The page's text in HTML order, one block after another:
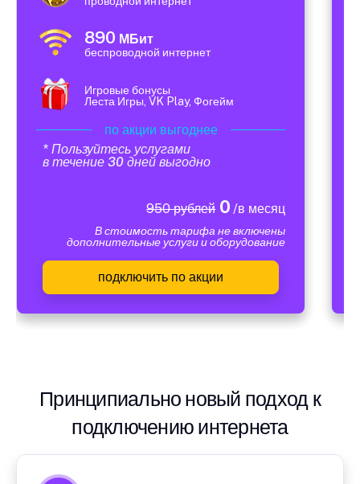
890 МБит
беспроводной интернет
Игровые бонусы
Леста Игры, VK Play, Фогейм
по акции выгоднее
* Пользуйтесь услугами
в течение 30 дней выгодно
950 рублей0 /в месяц
В стоимость тарифа не включены
дополнительные услуги и оборудование
подключить по акции
Принципиально новый подход к
подключению интернета